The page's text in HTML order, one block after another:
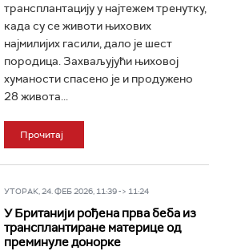
трансплантацију у најтежем тренутку,
када су се животи њихових
најмилијих гасили, дало је шест
породица. Захваљујући њиховој
хуманости спасено је и продужено
28 живота...
Прочитај
УТОРАК, 24. ФЕБ 2026, 11:39 -> 11:24
У Британији рођена прва беба из
трансплантиране материце од
преминуле донорке